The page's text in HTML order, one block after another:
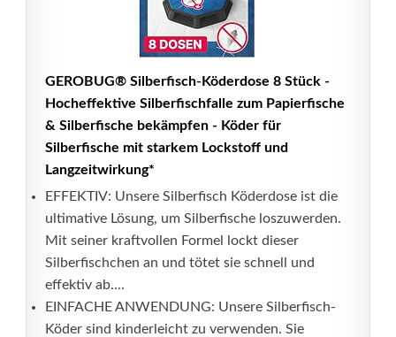
GEROBUG® Silberfisch-Köderdose 8 Stück -
Hocheffektive Silberfischfalle zum Papierfische
& Silberfische bekämpfen - Köder für
Silberfische mit starkem Lockstoff und
Langzeitwirkung*
EFFEKTIV: Unsere Silberfisch Köderdose ist die
ultimative Lösung, um Silberfische loszuwerden.
Mit seiner kraftvollen Formel lockt dieser
Silberfischchen an und tötet sie schnell und
effektiv ab....
EINFACHE ANWENDUNG: Unsere Silberfisch-
Köder sind kinderleicht zu verwenden. Sie